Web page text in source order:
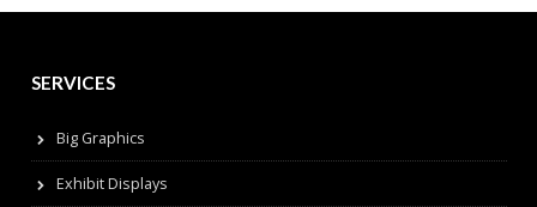
SERVICES
Big Graphics
Exhibit Displays